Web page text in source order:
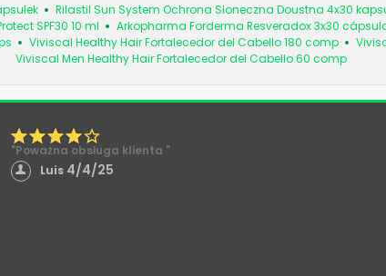
Rilastil Sun System Ochrona Słoneczna Doustna 4x30
SPF30 10 ml
Arkopharma Forderma Resveradox 3x30
Viviscal Healthy Hair Fortalecedor del Cabello 180 comp
Viviscal Men Healthy Hair Fortalecedor del Cabello 60 comp
"Poważna obsługa klienta "
Luis 4/4/25